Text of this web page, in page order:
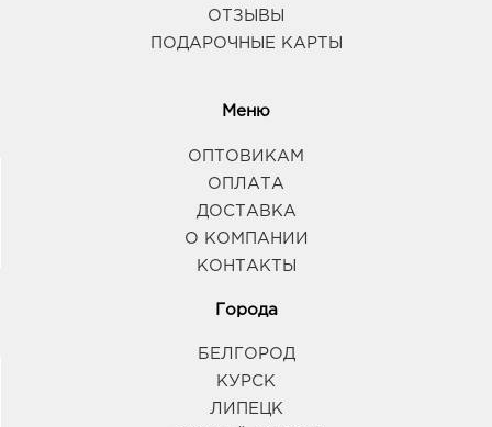
ОТЗЫВЫ
ПОДАРОЧНЫЕ КАРТЫ
Меню
ОПТОВИКАМ
ОПЛАТА
ДОСТАВКА
О КОМПАНИИ
КОНТАКТЫ
Города
БЕЛГОРОД
КУРСК
ЛИПЕЦК